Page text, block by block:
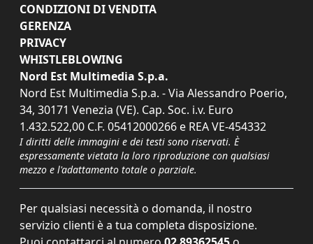
CONDIZIONI DI VENDITA
GERENZA
PRIVACY
WHISTLEBLOWING
Nord Est Multimedia S.p.a.
Nord Est Multimedia S.p.a. - Via Alessandro Poerio,
34, 30171 Venezia (VE). Cap. Soc. i.v. Euro
1.432.522,00 C.F. 05412000266 e REA VE-454332
I diritti delle immagini e dei testi sono riservati. È
espressamente vietata la loro riproduzione con qualsiasi
mezzo e l'adattamento totale o parziale.
Per qualsiasi necessità o domanda, il nostro
servizio clienti è a tua completa disposizione.